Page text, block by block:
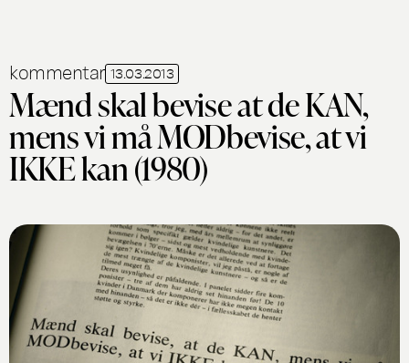
kommentar 13.03.2013
Mænd skal bevise at de KAN,
mens vi må MODbevise, at vi
IKKE kan (1980)